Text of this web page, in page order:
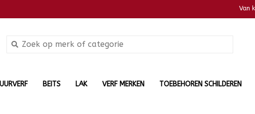
Van
BEITS LAK VERF MERKEN TOEBEHOREN SCHILDEREN